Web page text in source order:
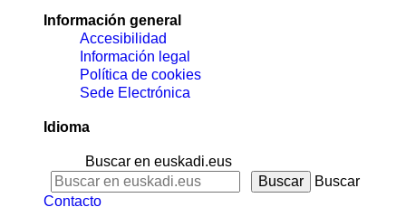
Información general
Accesibilidad
Información legal
Política de cookies
Sede Electrónica
Idioma
Buscar en euskadi.eus
Buscar
Contacto